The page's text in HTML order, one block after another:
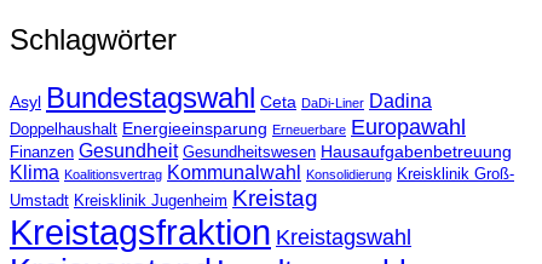
Schlagwörter
Asyl Bundestagswahl Ceta DaDi-Liner Dadina
Doppelhaushalt Energieeinsparung Erneuerbare Europawahl
Finanzen Gesundheit Gesundheitswesen Hausaufgabenbetreuung
Klima Koalitionsvertrag Kommunalwahl Konsolidierung Kreisklinik Groß-
Umstadt Kreisklinik Jugenheim Kreistag
Kreistagsfraktion Kreistagswahl